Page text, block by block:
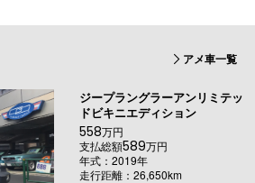
アメ車一覧
ジープラングラーアンリミテッ
ドビキニエディション
558万円
支払総額589万円
年式：2019年
走行距離：26,650km